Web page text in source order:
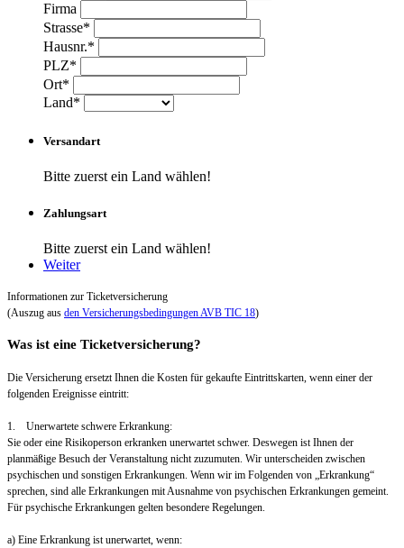
Firma
Strasse*
Hausnr.*
PLZ*
Ort*
Land*
Versandart
Bitte zuerst ein Land wählen!
Zahlungsart
Bitte zuerst ein Land wählen!
Weiter
Informationen zur Ticketversicherung
(Auszug aus den Versicherungsbedingungen AVB TIC 18)
Was ist eine Ticketversicherung?
Die Versicherung ersetzt Ihnen die Kosten für gekaufte Eintrittskarten, wenn einer der
folgenden Ereignisse eintritt:
1. Unerwartete schwere Erkrankung:
Sie oder eine Risikoperson erkranken unerwartet schwer. Deswegen ist Ihnen der
planmäßige Besuch der Veranstaltung nicht zuzumuten. Wir unterscheiden zwischen
psychischen und sonstigen Erkrankungen. Wenn wir im Folgenden von „Erkrankung“
sprechen, sind alle Erkrankungen mit Ausnahme von psychischen Erkrankungen gemeint.
Für psychische Erkrankungen gelten besondere Regelungen.
a) Eine Erkrankung ist unerwartet, wenn: